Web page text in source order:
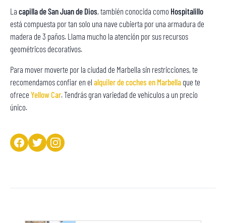
La capilla de San Juan de Dios, también conocida como Hospitalillo
está compuesta por tan solo una nave cubierta por una armadura de
madera de 3 paños. Llama mucho la atención por sus recursos
geométricos decorativos.
Para mover moverte por la ciudad de Marbella sin restricciones, te
recomendamos confiar en el alquiler de coches en Marbella que te
ofrece Yellow Car. Tendrás gran variedad de vehículos a un precio
único.